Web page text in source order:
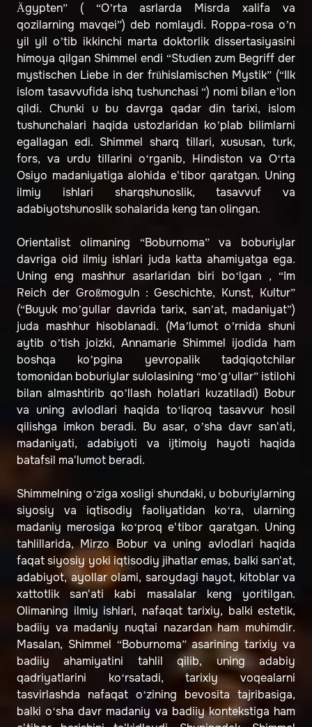
Ägypten” ( “O’rta asrlarda Misrda xalifa va
qozilarning mavqei”) deb nomlaydi. Roppa-rosa o’n
yil yil o’tib ikkinchi marta doktorlik dissertasiyasini
himoya qilgan Shimmel endi “Studien zum Begriff der
mystischen Liebe in der frühislamischen Mystik” (“Ilk
islom tasavvufida ishq tushunchasi “) nomi bilan e’lon
qildi. Chunki u bu davrga qadar din tarixi, islom
tushunchalari haqida ustozlaridan ko’plab bilimlarni
egallagan edi. Shimmel sharq tillari, xususan, turk,
fors, va urdu tillarini o‘rganib, Hindiston va O‘rta
Osiyo madaniyatiga alohida e'tibor qaratgan. Uning
ilmiy ishlari sharqshunoslik, tasavvuf va
adabiyotshunoslik sohalarida keng tan olingan.
Orientalist olimaning “Boburnoma” va boburiylar
davriga oid ilmiy ishlari juda katta ahamiyatga ega.
Uning eng mashhur asarlaridan biri bo‘lgan , “Im
Reich der Großmoguln : Geschichte, Kunst, Kultur”
(“Buyuk mo’gullar davrida tarix, san’at, madaniyat”)
juda mashhur hisoblanadi. (Ma’lumot o’rnida shuni
aytib o’tish joizki, Annamarie Shimmel ijodida ham
boshqa ko’pgina yevropalik tadqiqotchilar
tomonidan boburiylar sulolasining “mo’g’ullar” istilohi
bilan almashtirib qo’llash holatlari kuzatiladi) Bobur
va uning avlodlari haqida to‘liqroq tasavvur hosil
qilishga imkon beradi. Bu asar, o’sha davr san'ati,
madaniyati, adabiyoti va ijtimoiy hayoti haqida
batafsil ma'lumot beradi.
Shimmelning o‘ziga xosligi shundaki, u boburiylarning
siyosiy va iqtisodiy faoliyatidan ko‘ra, ularning
madaniy merosiga ko‘proq e'tibor qaratgan. Uning
tahlillarida, Mirzo Bobur va uning avlodlari haqida
faqat siyosiy yoki iqtisodiy jihatlar emas, balki san'at,
adabiyot, ayollar olami, saroydagi hayot, kitoblar va
xattotlik san'ati kabi masalalar keng yoritilgan.
Olimaning ilmiy ishlari, nafaqat tarixiy, balki estetik,
badiiy va madaniy nuqtai nazardan ham muhimdir.
Masalan, Shimmel “Boburnoma” asarining tarixiy va
badiiy ahamiyatini tahlil qilib, uning adabiy
qadriyatlarini ko‘rsatadi, tarixiy voqealarni
tasvirlashda nafaqat o‘zining bevosita tajribasiga,
balki o‘sha davr madaniy va badiiy kontekstiga ham